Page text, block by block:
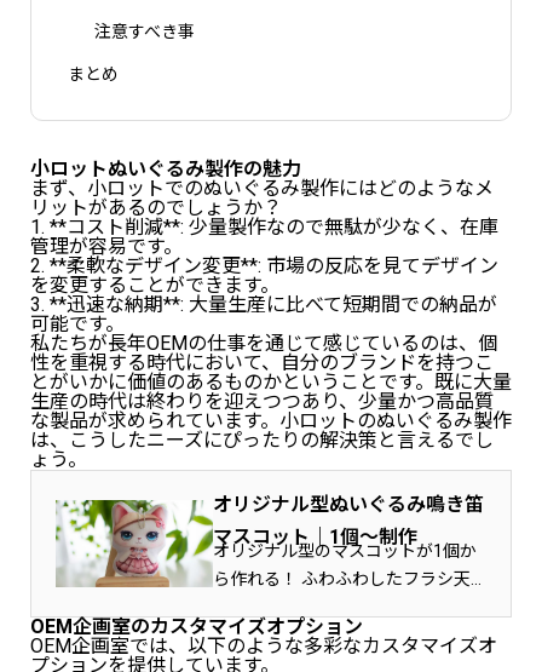
注意すべき事
まとめ
小ロットぬいぐるみ製作の魅力
まず、小ロットでのぬいぐるみ製作にはどのようなメ
リットがあるのでしょうか？
1. **コスト削減**: 少量製作なので無駄が少なく、在庫
管理が容易です。
2. **柔軟なデザイン変更**: 市場の反応を見てデザイン
を変更することができます。
3. **迅速な納期**: 大量生産に比べて短期間での納品が
可能です。
私たちが長年OEMの仕事を通じて感じているのは、個
性を重視する時代において、自分のブランドを持つこ
とがいかに価値のあるものかということです。既に大量
生産の時代は終わりを迎えつつあり、少量かつ高品質
な製品が求められています。小ロットのぬいぐるみ製作
は、こうしたニーズにぴったりの解決策と言えるでし
ょう。
オリジナル型ぬいぐるみ鳴き笛
マスコット｜1個～制作
オリジナル型のマスコットが1個か
ら作れる！ ふわふわしたフラシ天
材）の、ぬいぐる…
OEM企画室のカスタマイズオプション
OEM企画室では、以下のような多彩なカスタマイズオ
プションを提供しています。